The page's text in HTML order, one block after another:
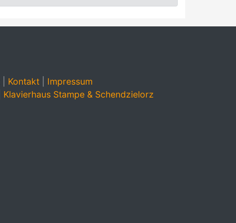
Kontakt| Impressum
Klavierhaus Stampe & Schendzielorz